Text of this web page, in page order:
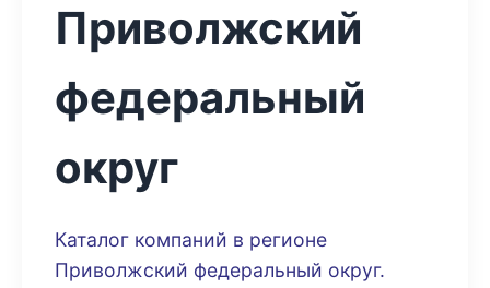
Приволжский
федеральный
округ
Каталог компаний в регионе
Приволжский федеральный округ.